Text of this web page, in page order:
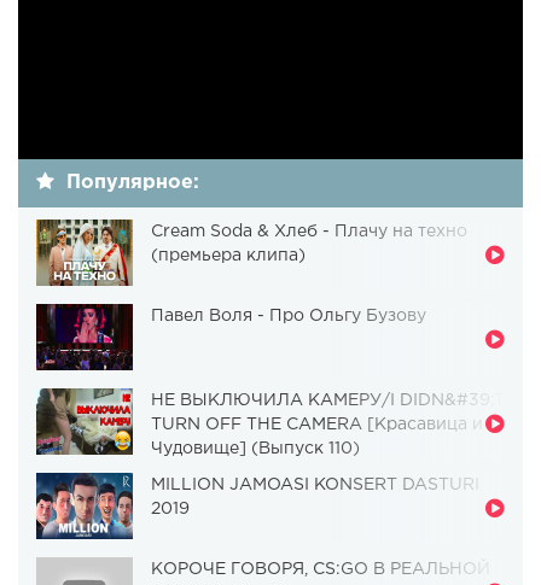
Популярное:
Cream Soda & Хлеб - Плачу на техно
(премьера клипа)
Павел Воля - Про Ольгу Бузову
НЕ ВЫКЛЮЧИЛА КАМЕРУ/I DIDN&#39;T
TURN OFF THE CAMERA [Красавица и
Чудовище] (Выпуск 110)
MILLION JAMOASI KONSERT DASTURI
2019
КОРОЧЕ ГОВОРЯ, CS:GO В РЕАЛЬНОЙ